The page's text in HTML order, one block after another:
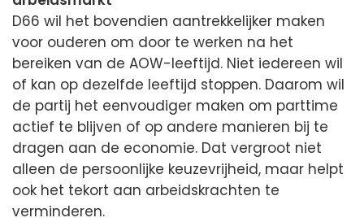
D66 wil het bovendien aantrekkelijker maken
voor ouderen om door te werken na het
bereiken van de AOW-leeftijd. Niet iedereen wil
of kan op dezelfde leeftijd stoppen. Daarom wil
de partij het eenvoudiger maken om parttime
actief te blijven of op andere manieren bij te
dragen aan de economie. Dat vergroot niet
alleen de persoonlijke keuzevrijheid, maar helpt
ook het tekort aan arbeidskrachten te
verminderen.